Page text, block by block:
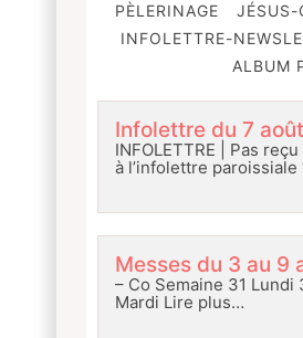
PÈLERINAGE
JÉSUS-
INFOLETTRE-
ALBUM
Infolettre du 7
INFOLETTRE | Pas
à l’infolettre paroissiale
Messes du 3 au 9
– Co Semaine 31 Lundi
Mardi Lire plus…